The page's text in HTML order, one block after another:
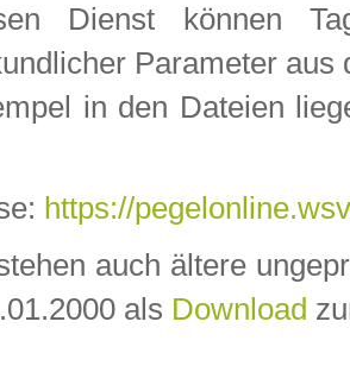
Dienst können
Parameter aus
in den Dateien
https://
auch ältere
als Download